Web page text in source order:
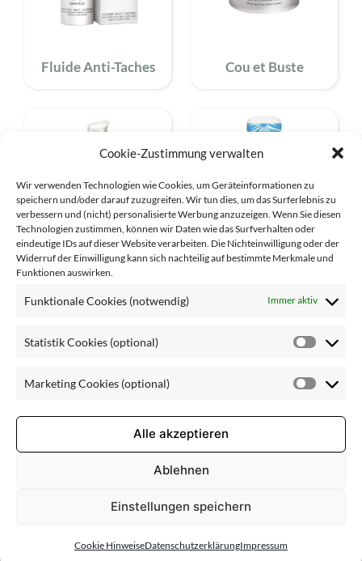
Cookie-Zustimmung verwalten
Wir verwenden Technologien wie Cookies, um Geräteinformationen zu
speichern und/oder darauf zuzugreifen. Wir tun dies, um das Surferlebnis zu
verbessern und (nicht) personalisierte Werbung anzuzeigen. Wenn Sie diesen
Technologien zustimmen, können wir Daten wie das Surfverhalten oder
eindeutige IDs auf dieser Website verarbeiten. Die Nichteinwilligung oder der
Widerruf der Einwilligung kann sich nachteilig auf bestimmte Merkmale und
Funktionen auswirken.
Funktionale Cookies (notwendig) Immer aktiv
Statistik Cookies (optional)
Marketing Cookies (optional)
Alle akzeptieren
Ablehnen
Einstellungen speichern
Cookie HinweiseDatenschutzerklärungImpressum
Fluide Anti-Taches Cou et Buste
Sérum Fruitacide
Pflegebedarf
empfindliche Haut
reife Haut